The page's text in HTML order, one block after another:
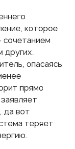
которое
сочетанием
других.
опасаясь
прямо
да вот
теряет